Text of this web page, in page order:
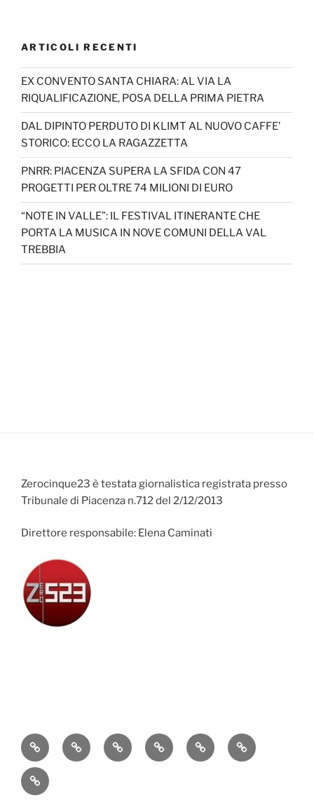
ARTICOLI RECENTI
EX CONVENTO SANTA CHIARA: AL VIA LA
RIQUALIFICAZIONE, POSA DELLA PRIMA PIETRA
DAL DIPINTO PERDUTO DI KLIMT AL NUOVO CAFFE’
STORICO: ECCO LA RAGAZZETTA
PNRR: PIACENZA SUPERA LA SFIDA CON 47
PROGETTI PER OLTRE 74 MILIONI DI EURO
“NOTE IN VALLE”: IL FESTIVAL ITINERANTE CHE
PORTA LA MUSICA IN NOVE COMUNI DELLA VAL
TREBBIA
Zerocinque23 è testata giornalistica registrata presso
Tribunale di Piacenza n.712 del 2/12/2013
Direttore responsabile: Elena Caminati
AttualitàCronacaPolitica EconomiaCultura Sport
Contatti